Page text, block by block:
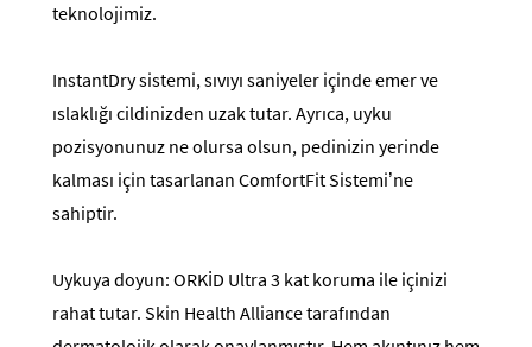
teknolojimiz.
InstantDry sistemi, sıvıyı saniyeler içinde emer ve
ıslaklığı cildinizden uzak tutar. Ayrıca, uyku
pozisyonunuz ne olursa olsun, pedinizin yerinde
kalması için tasarlanan ComfortFit Sistemi’ne
sahiptir.
Uykuya doyun: ORKİD Ultra 3 kat koruma ile içinizi
rahat tutar. Skin Health Alliance tarafından